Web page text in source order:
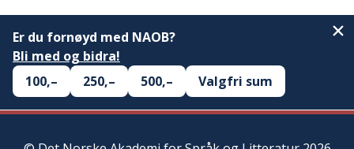
Er du fornøyd med NAOB?
Bli med og bidra!
100,–
250,– 500,– Valgfri sum